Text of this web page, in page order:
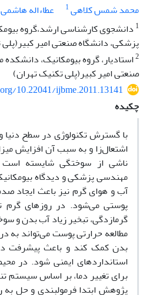
محمد شمس کلاهی1 عطاءاله هاشمی
1 دانشجوی کارشناسی ارشد،گروه
پزشکی، دانشگاه صنعتی امیر
2استادیار، گروه بیومکانیک،
صنعتی امیر کبیر(پلی تکنیک تهران)
10.22041/ijbme.2011.13141
چکیده
با گسترش تکنولوژی در سطح دنیا
اشتعال‌زا و به سبب آن افزایش
ناشی از سوختگی شایسته
مهندسی پزشکی و دیدگاه
آب و هوای گرم نیز باعث ایجاد
پوستی می‌شود. در روزهای گرم
گرمازدگی، تبخیر زیاد آب بدن و
مطالعه حرارتی پوست می‌تواند
بدن کمک کند و باعث پیشرفت
استانداردهای ایمنی شود. در
برای تغییر دما، بر اساس سیستم
پژوهش ابتدا فرمولبندی و حل